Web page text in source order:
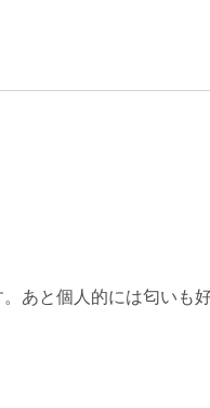
あと個人的には匂いも